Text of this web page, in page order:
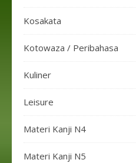
Kosakata
Kotowaza / Peribahasa
Kuliner
Leisure
Materi Kanji N4
Materi Kanji N5